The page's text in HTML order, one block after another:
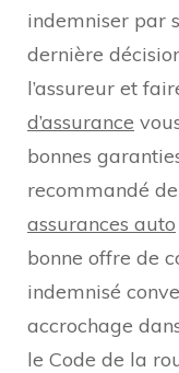
indemniser par
dernière
l’assureur et
d’assurance
bonnes
recommandé de
assurances auto
bonne offre de
indemnisé
accrochage
le Code de la